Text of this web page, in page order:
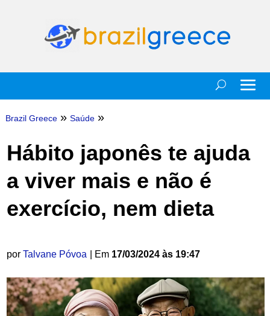
Brazil Greece » Saúde »
Hábito japonês te ajuda
a viver mais e não é
exercício, nem dieta
por Talvane Póvoa | Em 17/03/2024 às 19:47